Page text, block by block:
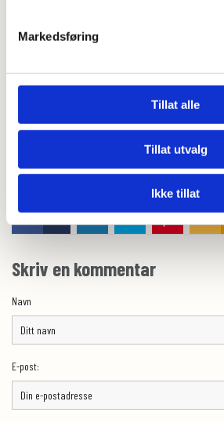
Markedsføring
Tillat alle
Tillat utvalg
Ikke tillat
2. van Megen, F., Skodje, G. I., Stendahl, M.,
Henriksen, C. (2021). High disease burden in
3. Manza, F., Lungaro, L., Costanzini, A., Caputo,
Caio, G. (2024). Gluten and Wheat in Women’s
0
Skriv en kommentar
Navn
E-post: